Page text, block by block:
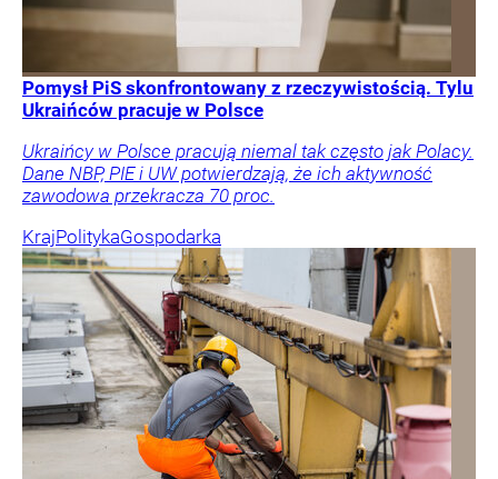
Pomysł PiS skonfrontowany z rzeczywistością. Tylu
Ukraińców pracuje w Polsce
Ukraińcy w Polsce pracują niemal tak często jak Polacy.
Dane NBP, PIE i UW potwierdzają, że ich aktywność
zawodowa przekracza 70 proc.
KrajPolitykaGospodarka